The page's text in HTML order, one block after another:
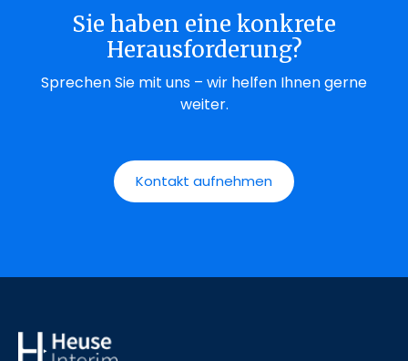
Sie haben eine konkrete
Herausforderung?
Sprechen Sie mit uns – wir helfen Ihnen gerne
weiter.
Kontakt aufnehmen